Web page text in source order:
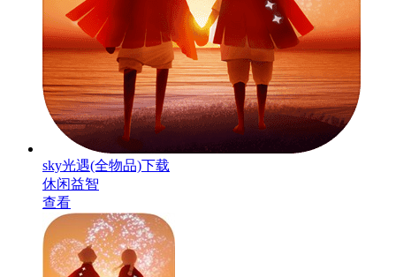
sky光遇(全物品)下载
休闲益智
查看